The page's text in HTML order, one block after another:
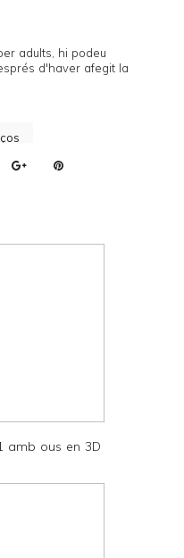
adults, hi podeu
d'haver afegit la
amb ous en 3D